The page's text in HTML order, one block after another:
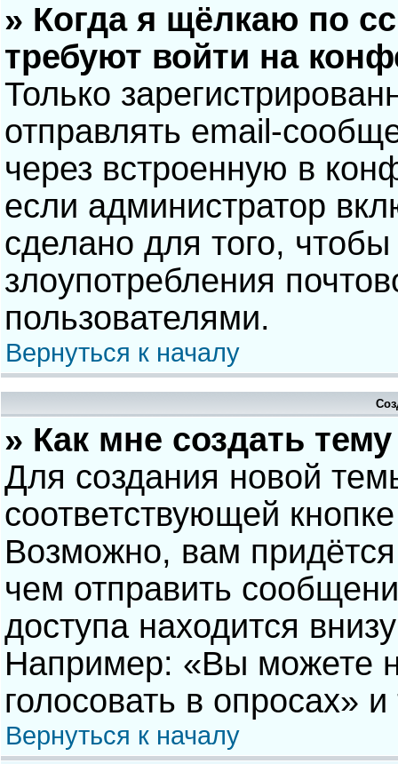
» Когда я щёлкаю по
требуют войти на
Только
отправлять email-
через встроенную в
если администратор
сделано для того, чтобы
злоупотребления
пользователями.
Вернуться к началу
» Как мне создать
Для создания новой
соответствующей
Возможно, вам
чем отправить
доступа находится
Например: «Вы можете
голосовать в опросах» и
Вернуться к началу